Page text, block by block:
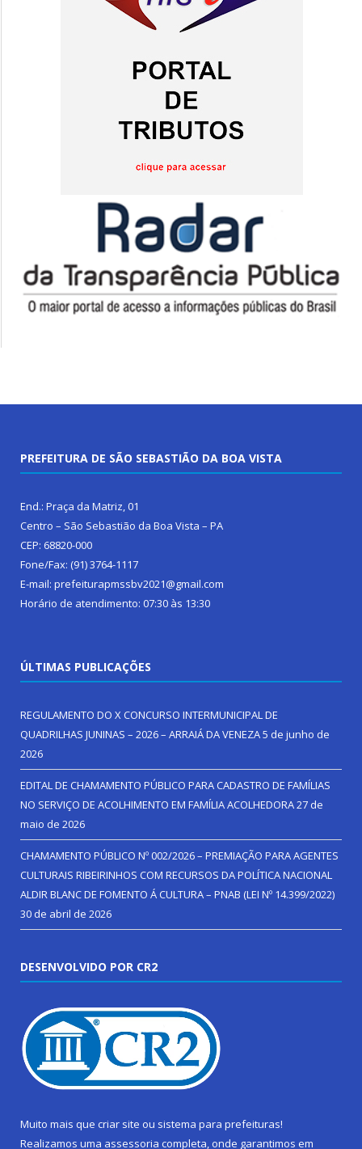
PREFEITURA DE SÃO SEBASTIÃO DA BOA VISTA
End.: Praça da Matriz, 01
Centro – São Sebastião da Boa Vista – PA
CEP: 68820-000
Fone/Fax: (91) 3764-1117
E-mail: prefeiturapmssbv2021@gmail.com
Horário de atendimento: 07:30 às 13:30
ÚLTIMAS PUBLICAÇÕES
REGULAMENTO DO X CONCURSO INTERMUNICIPAL DE
QUADRILHAS JUNINAS – 2026 – ARRAIÁ DA VENEZA5 de junho de
2026
EDITAL DE CHAMAMENTO PÚBLICO PARA CADASTRO DE FAMÍLIAS
NO SERVIÇO DE ACOLHIMENTO EM FAMÍLIA ACOLHEDORA27 de
maio de 2026
CHAMAMENTO PÚBLICO Nº 002/2026 – PREMIAÇÃO PARA AGENTES
CULTURAIS RIBEIRINHOS COM RECURSOS DA POLÍTICA NACIONAL
ALDIR BLANC DE FOMENTO Á CULTURA – PNAB (LEI Nº 14.399/2022)
30 de abril de 2026
DESENVOLVIDO POR CR2
Muito mais que criar site ou sistema para prefeituras!
Realizamos uma assessoria completa, onde garantimos em